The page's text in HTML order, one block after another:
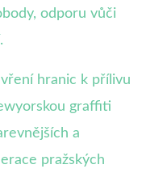
odporu vůči
hranic k přílivu
graffiti
a
pražských